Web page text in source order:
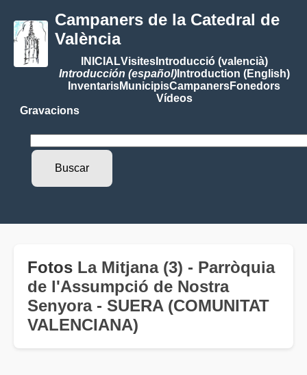
Campaners de la Catedral de
València
INICIALVisitesIntroducció (valencià)
Introducción (español)Introduction (English)
InventarisMunicipisCampanersFonedors
Vídeos
Gravacions
Fotos La Mitjana (3) - Parròquia
de l'Assumpció de Nostra
Senyora - SUERA (COMUNITAT
VALENCIANA)